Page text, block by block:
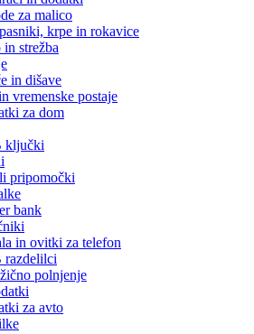
za malico
krpe in rokavice
strežba
in dišave
vremenske postaje
za dom
ključki
pripomočki
bank
in ovitki za telefon
razdelilci
polnjenje
za avto